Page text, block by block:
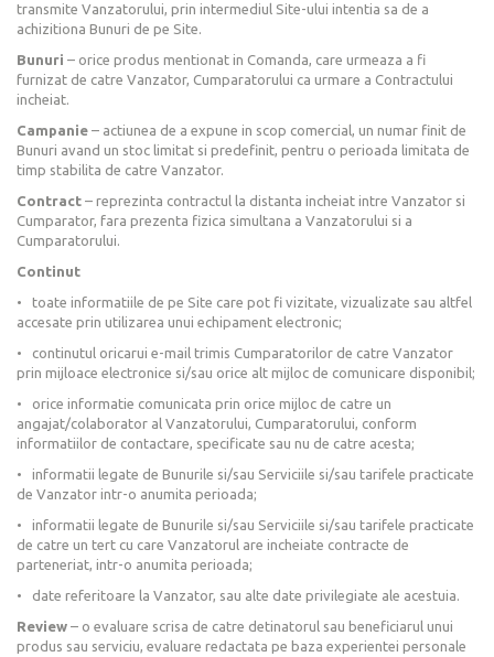
transmite Vanzatorului, prin intermediul Site-ului intentia sa de a
achizitiona Bunuri de pe Site.
Bunuri – orice produs mentionat in Comanda, care urmeaza a fi
furnizat de catre Vanzator, Cumparatorului ca urmare a Contractului
incheiat.
Campanie – actiunea de a expune in scop comercial, un numar finit de
Bunuri avand un stoc limitat si predefinit, pentru o perioada limitata de
timp stabilita de catre Vanzator.
Contract – reprezinta contractul la distanta incheiat intre Vanzator si
Cumparator, fara prezenta fizica simultana a Vanzatorului si a
Cumparatorului.
Continut
• toate informatiile de pe Site care pot fi vizitate, vizualizate sau altfel
accesate prin utilizarea unui echipament electronic;
• continutul oricarui e-mail trimis Cumparatorilor de catre Vanzator
prin mijloace electronice si/sau orice alt mijloc de comunicare disponibil;
• orice informatie comunicata prin orice mijloc de catre un
angajat/colaborator al Vanzatorului, Cumparatorului, conform
informatiilor de contactare, specificate sau nu de catre acesta;
• informatii legate de Bunurile si/sau Serviciile si/sau tarifele practicate
de Vanzator intr-o anumita perioada;
• informatii legate de Bunurile si/sau Serviciile si/sau tarifele practicate
de catre un tert cu care Vanzatorul are incheiate contracte de
parteneriat, intr-o anumita perioada;
• date referitoare la Vanzator, sau alte date privilegiate ale acestuia.
Review – o evaluare scrisa de catre detinatorul sau beneficiarul unui
produs sau serviciu, evaluare redactata pe baza experientei personale